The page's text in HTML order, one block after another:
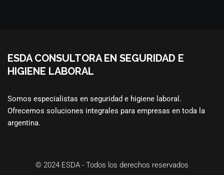
ESDA CONSULTORA EN SEGURIDAD E
HIGIENE LABORAL
Somos especialistas en seguridad e higiene laboral.
Ofrecemos soluciones integrales para empresas en toda la
argentina.
© 2024 ESDA - Todos los derechos reservados